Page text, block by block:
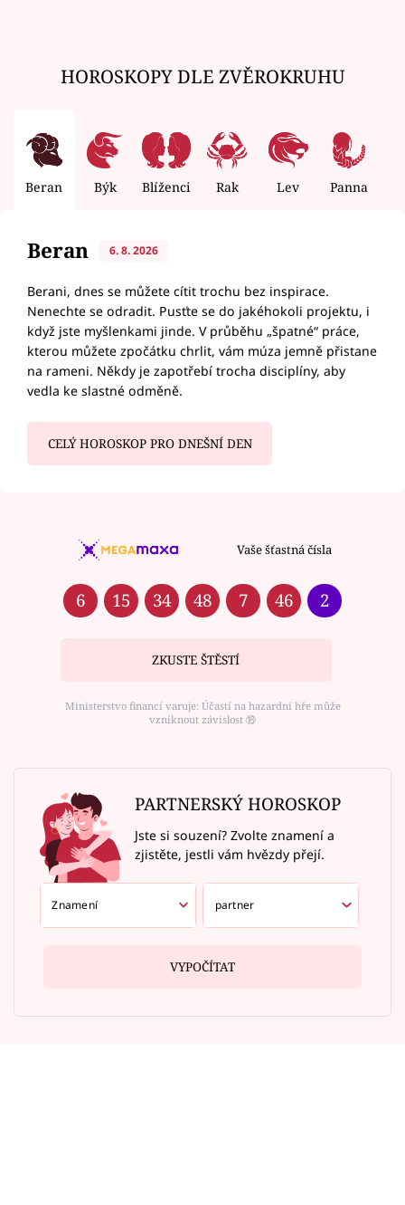
HOROSKOPY DLE ZVĚROKRUHU
Beran Býk Blíženci Rak Lev Panna
Beran 6. 8. 2026
Berani, dnes se můžete cítit trochu bez inspirace.
Nenechte se odradit. Pusťte se do jakéhokoli projektu, i
když jste myšlenkami jinde. V průběhu „špatné“ práce,
kterou můžete zpočátku chrlit, vám múza jemně přistane
na rameni. Někdy je zapotřebí trocha disciplíny, aby
vedla ke slastné odměně.
CELÝ HOROSKOP PRO DNEŠNÍ DEN
Vaše šťastná čísla
6 15 34 48 7 46 2
ZKUSTE ŠTĚSTÍ
Ministerstvo financí varuje: Účastí na hazardní hře může
vzniknout závislost ⑱
PARTNERSKÝ HOROSKOP
Jste si souzení? Zvolte znamení a
zjistěte, jestli vám hvězdy přejí.
VYPOČÍTAT